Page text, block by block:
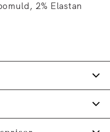
2% Elastan
krave.
til at justere